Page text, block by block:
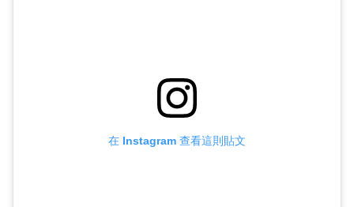
在 Instagram 查看這則貼文